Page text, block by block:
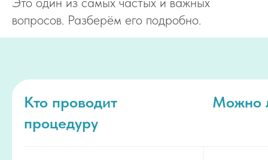
вопросов. Разберём его подробно.
Кто проводит
процедуру
Можно